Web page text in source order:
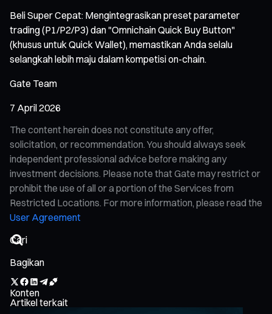
Beli Super Cepat: Mengintegrasikan preset parameter
trading (P1/P2/P3) dan "Omnichain Quick Buy Button"
(khusus untuk Quick Wallet), memastikan Anda selalu
selangkah lebih maju dalam kompetisi on-chain.
Gate Team
7 April 2026
The content herein does not constitute any offer,
solicitation, or recommendation. You should always seek
independent professional advice before making any
investment decisions. Please note that Gate may restrict or
prohibit the use of all or a portion of the Services from
Restricted Locations. For more information, please read the
User Agreement
Bagikan
Konten
Artikel terkait